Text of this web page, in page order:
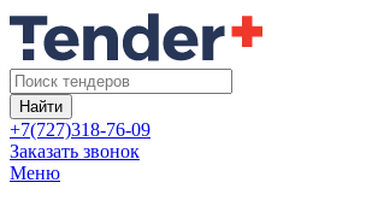
Найти
+7(727)318-76-09
Заказать звонок
Меню